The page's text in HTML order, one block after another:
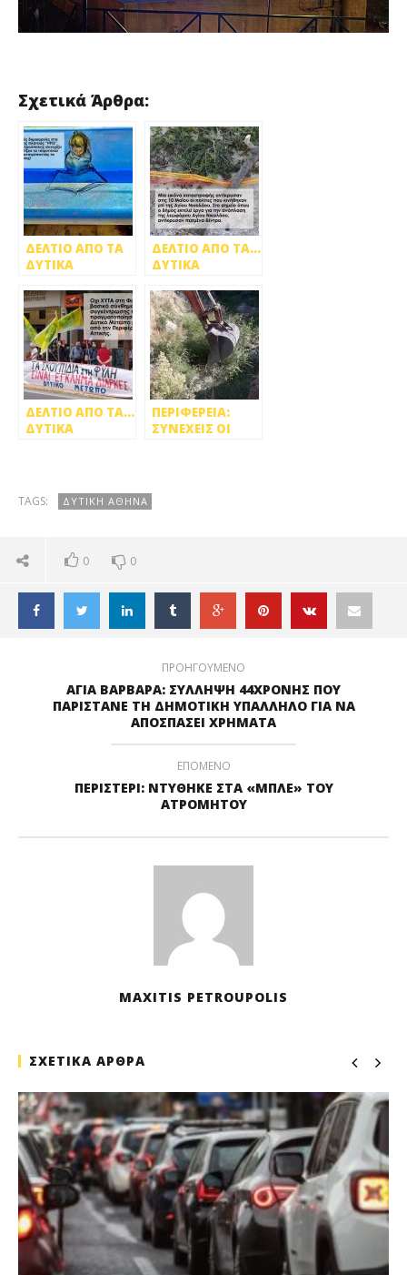
Σχετικά Άρθρα:
ΔΕΛΤΙΟ ΑΠΟ ΤΑ
ΔΥΤΙΚΑ
ΔΕΛΤΙΟ ΑΠΟ ΤΑ…
ΔΥΤΙΚΑ
ΔΕΛΤΙΟ ΑΠΟ ΤΑ…
ΔΥΤΙΚΑ
ΠΕΡΙΦΕΡΕΙΑ:
ΣΥΝΕΧΕΙΣ ΟΙ
TAGS: ΔΥΤΙΚΗ ΑΘΗΝΑ
0 0
ΠΡΟΗΓΟΥΜΕΝΟ
ΑΓΙΑ ΒΑΡΒΑΡΑ: ΣΥΛΛΗΨΗ 44ΧΡΟΝΗΣ ΠΟΥ
ΠΑΡΙΣΤΑΝΕ ΤΗ ΔΗΜΟΤΙΚΗ ΥΠΑΛΛΗΛΟ ΓΙΑ ΝΑ
ΑΠΟΣΠΑΣΕΙ ΧΡΗΜΑΤΑ
ΕΠΟΜΕΝΟ
ΠΕΡΙΣΤΕΡΙ: ΝΤΥΘΗΚΕ ΣΤΑ «ΜΠΛΕ» ΤΟΥ
ΑΤΡΟΜΗΤΟΥ
MAXITIS PETROUPOLIS
ΣΧΕΤΙΚΑ ΑΡΘΡΑ